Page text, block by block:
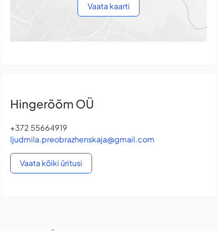
Vaata kaarti
Hingerõõm OÜ
+372 55664919
ljudmila.preobrazhenskaja@gmail.com
Vaata kõiki üritusi